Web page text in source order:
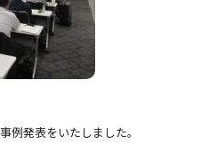
例発表をいたしました。